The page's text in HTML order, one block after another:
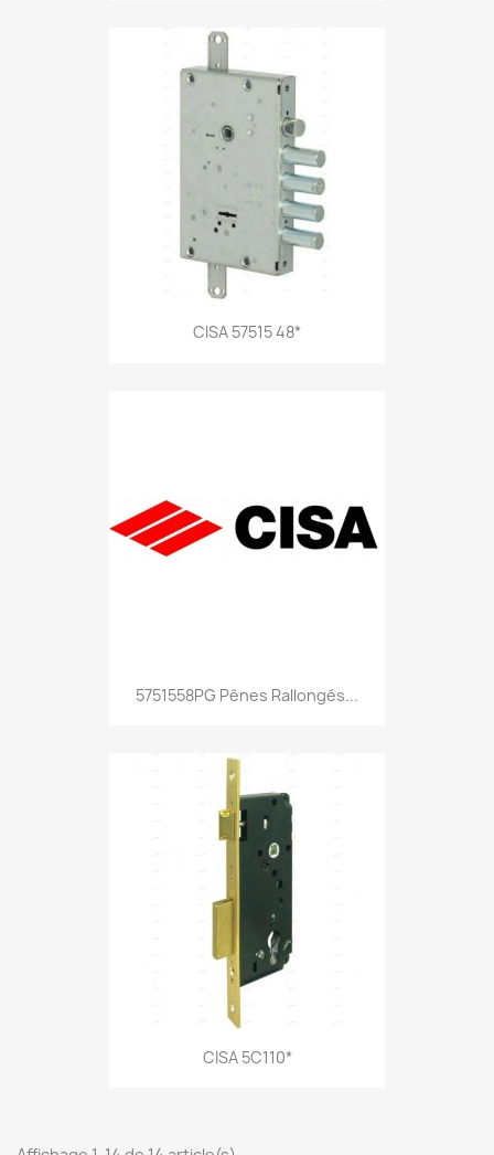
CISA 57515 48*
5751558PG Pênes Rallongés...
CISA 5C110*